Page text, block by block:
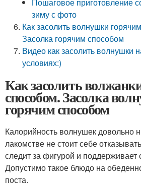
зиму с фото
Как засолить волнушки
Засолка горячим способом
Видео как засолить волнушки
условиях:)
Как засолить
способом. Засолка
горячим способом
Калорийность волнушек довольно
лакомстве не стоит себе
следит за фигурой и
Допустимо такое блюдо на
поста.